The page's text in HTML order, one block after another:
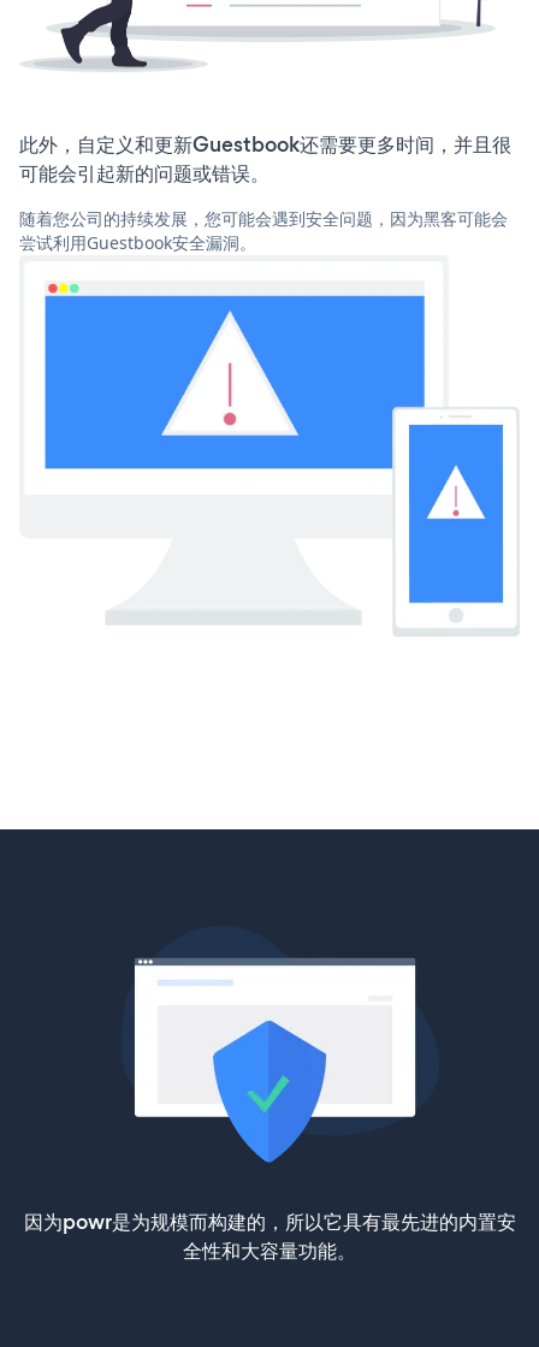
此外，自定义和更新Guestbook还需要更多时间，并且很
可能会引起新的问题或错误。
随着您公司的持续发展，您可能会遇到安全问题，因为黑客可能会
尝试利用Guestbook安全漏洞。
因为powr是为规模而构建的，所以它具有最先进的内置安
全性和大容量功能。